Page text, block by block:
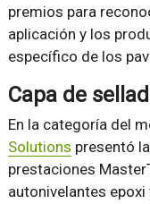
premios para
aplicación y los
específico de los
Capa de
En la categoría del
Solutions presentó
prestaciones
autonivelantes